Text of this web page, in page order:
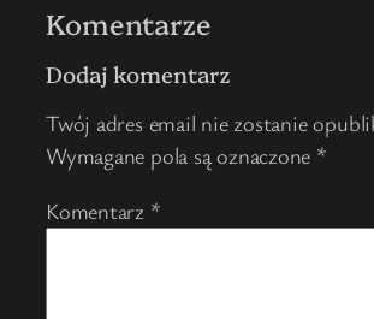
Komentarze
Dodaj komentarz
Twój adres email nie zostanie
Wymagane pola są oznaczone *
Komentarz *